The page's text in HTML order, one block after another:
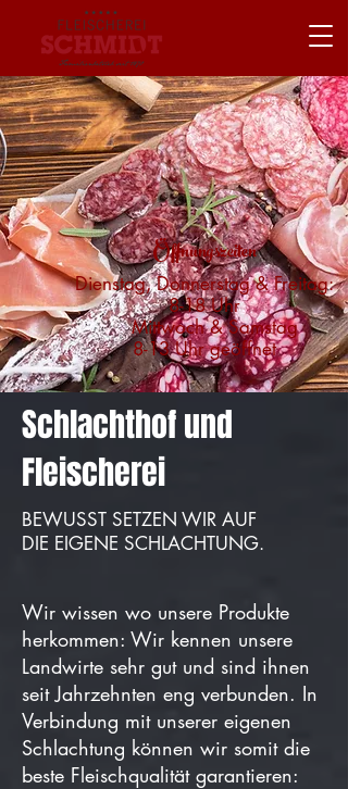
Öffnungszeiten
Dienstag, Donnerstag & Freitag:
8-18 Uhr
Mittwoch & Samstag
8-13 Uhrgeöffnet
Schlachthof und
Fleischerei
BEWUSST SETZEN WIR AUF
DIE EIGENE SCHLACHTUNG.
Wir wissen wo unsere Produkte
herkommen: Wir kennen unsere
Landwirte sehr gut und sind ihnen
seit Jahrzehnten eng verbunden. In
Verbindung mit unserer eigenen
Schlachtung können wir somit die
beste Fleischqualität garantieren: